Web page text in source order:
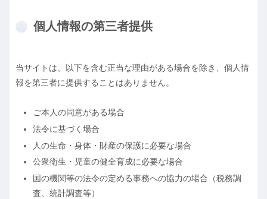
個人情報の第三者提供
当サイトは、以下を含む正当な理由がある場合を除き、個人情
報を第三者に提供することはありません。
ご本人の同意がある場合
法令に基づく場合
人の生命・身体・財産の保護に必要な場合
公衆衛生・児童の健全育成に必要な場合
国の機関等の法令の定める事務への協力の場合（税務調
査、統計調査等）